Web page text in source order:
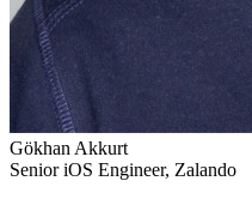
Gökhan Akkurt
Senior iOS Engineer, Zalando